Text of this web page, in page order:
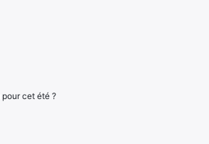
pour cet été ?